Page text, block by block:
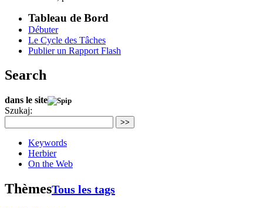
Tableau de Bord
Débuter
Le Cycle des Tâches
Publier un Rapport Flash
Search
dans le site
Szukaj:
>>
Keywords
Herbier
On the Web
ThèmesTous les tags